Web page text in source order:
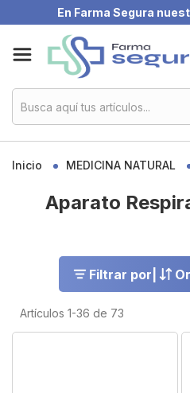
En Farma Segura
to
Content
Inicio MEDICINA NATURAL
Aparato
Artículos 1-36 de 73
Filtrar por